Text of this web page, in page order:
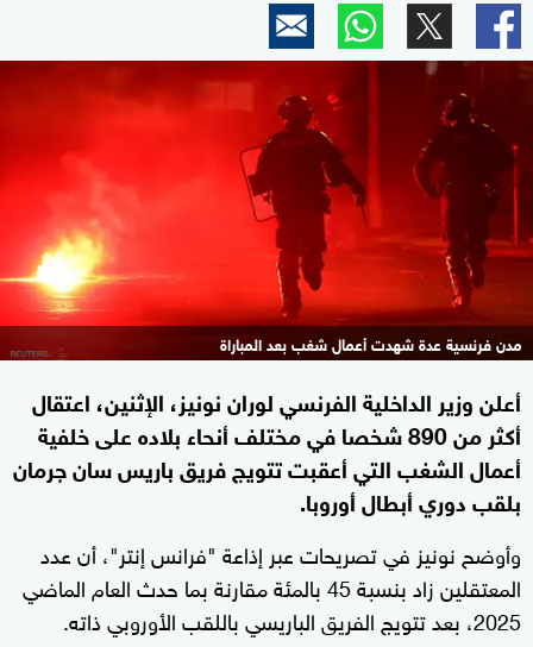
مدن فرنسية عدة شهدت أعمال شغب بعد المباراة
أعلن وزير الداخلية الفرنسي لوران نونيز، الإثنين، اعتقال
أكثر من 890 شخصا في مختلف أنحاء بلاده على خلفية
أعمال الشغب التي أعقبت تتويج فريق باريس سان جرمان
بلقب دوري أبطال أوروبا.
وأوضح نونيز في تصريحات عبر إذاعة "فرانس إنتر"، أن عدد
المعتقلين زاد بنسبة 45 بالمئة مقارنة بما حدث العام الماضي
2025، بعد تتويج الفريق الباريسي باللقب الأوروبي ذاته.